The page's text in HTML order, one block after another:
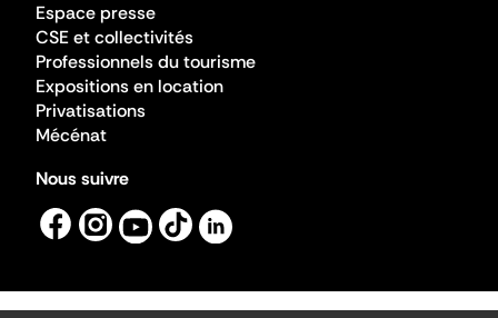
Espace presse
CSE et collectivités
Professionnels du tourisme
Expositions en location
Privatisations
Mécénat
Nous suivre